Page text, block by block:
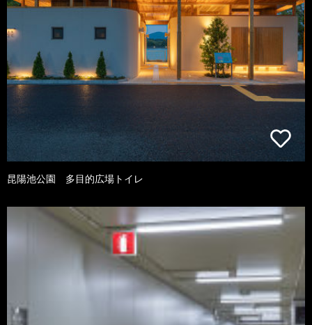
昆陽池公園 多目的広場トイレ